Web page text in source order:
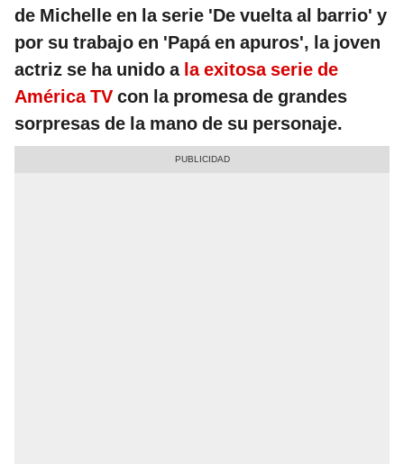
de Michelle en la serie 'De vuelta al barrio' y
por su trabajo en 'Papá en apuros', la joven
actriz se ha unido ala exitosa serie de
América TV con la promesa de grandes
sorpresas de la mano de su personaje.